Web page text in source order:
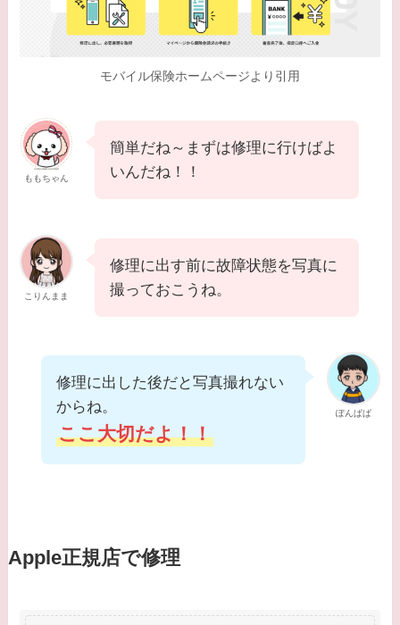
モバイル保険ホームページより引用
ももちゃん
簡単だね～まずは修理に行けばよ
いんだね！！
こりんまま
修理に出す前に故障状態を写真に
撮っておこうね。
ぽんぱぱ
修理に出した後だと写真撮れない
からね。
ここ大切だよ！！
Apple正規店で修理